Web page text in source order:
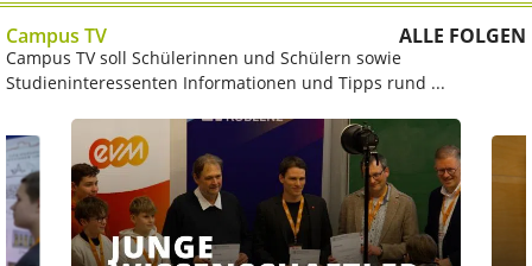
Campus TV ALLE FOLGEN
Campus TV soll Schülerinnen und Schülern sowie
Studieninteressenten Informationen und Tipps rund ...